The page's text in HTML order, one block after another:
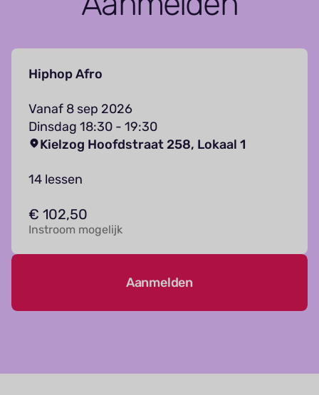
Hiphop Afro
Vanaf 8 sep 2026
Dinsdag 18:30 - 19:30
Kielzog Hoofdstraat 258, Lokaal 1
14 lessen
€ 102,50
Instroom mogelijk
Aanmelden